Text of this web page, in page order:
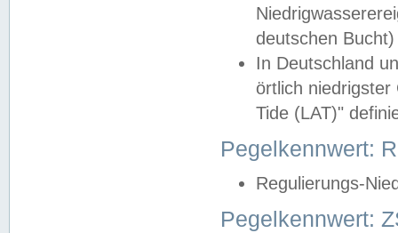
deutschen
In Deutschland
örtlich
Tide (LAT)"
Pegelkennwert:
Regulierungs-
Pegelkennwert: